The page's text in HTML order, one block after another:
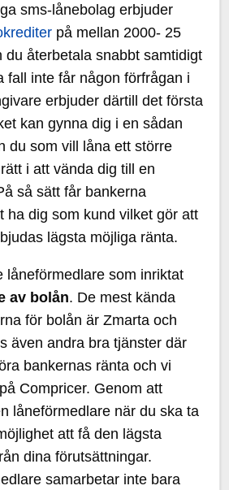
sms-lånebolag erbjuder
på mellan 2000- 25
du återbetala snabbt samtidigt
fall inte får någon förfrågan i
erbjuder därtill det första
kan gynna dig i en sådan
du som vill låna ett större
i att vända dig till en
så sätt får bankerna
ha dig som kund vilket gör att
lägsta möjliga ränta.
låneförmedlare som inriktat
av bolån. De mest kända
för bolån är Zmarta och
även andra bra tjänster där
bankernas ränta och vi
Compricer. Genom att
låneförmedlare när du ska ta
att få den lägsta
dina förutsättningar.
samarbetar inte bara